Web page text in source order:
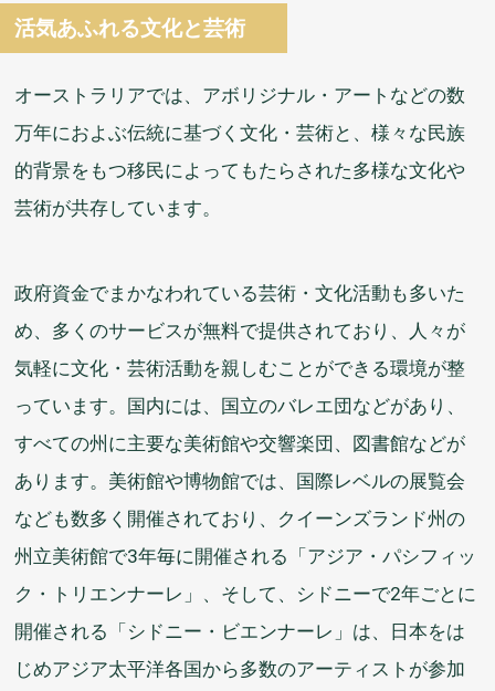
活気あふれる文化と芸術
オーストラリアでは、アボリジナル・アートなどの数
万年におよぶ伝統に基づく文化 ・芸術と、様々 な民族
的背景をもつ移民によってもたらされた多様な文化や
芸術が共存しています。
政府資金でまかなわれている芸術 ・文化活動 も多いた
め、 多 くのサービスが無料で提供されており、 人々 が
気軽に文化 ・芸術活動を親 しむことができる環境が整
っています。 国内には、 国立のバレエ団 などがあり、
すべての州 に主要な美術館や交響楽団 、 図書館などが
あります。 美術館や博物館では、 国際レベルの展覧会
なども数多 く 開催されており、クイーンズランド州の
州立美術館で3年毎に開催される「アジア・パシフィッ
ク・トリエンナーレ」、そして、シドニーで2年ごとに
開催される「シドニー・ビエンナーレ」は、 日本をは
じめアジア太平洋各国 から多数のアーティストが参加